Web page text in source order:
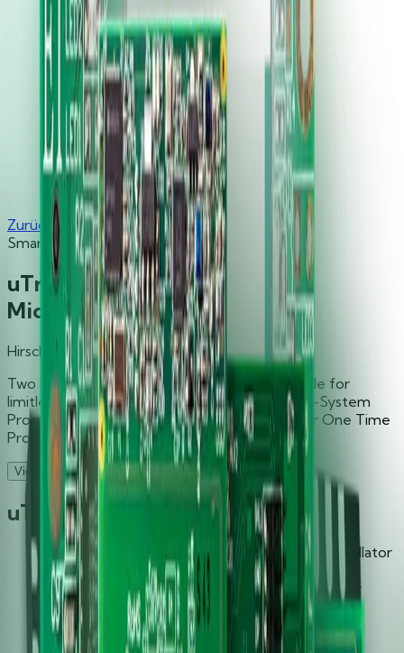
Zurück zu den Produkten
Smart Card Readers
uTrust 2100R and 2190F
Microcontrollers
Hirsch
Two microcontroller configurations are available for
limitless smart card integration potential: an In-System
Programmable Flash on QFN64 form factor or One Time
Programmable ROM on QFN16 chip.
View Collateral Contact
uTrust 2100 R Microcontroller
Self-clocking internal oscillator, no external oscillator
required
5.0 V supply input with built in voltage regulator
Internal voltage supervisor for 4.8V
Low power consumption
Small size QFN-16 package